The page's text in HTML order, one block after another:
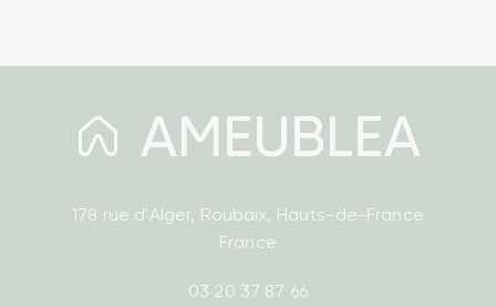
178 rue d'Alger, Roubaix, Hauts-de-France
France
03 20 37 87 66